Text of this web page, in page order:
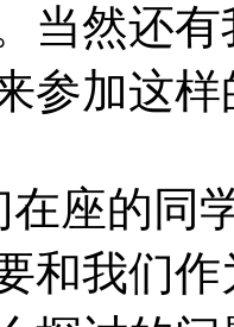
当然还
参加这
座的同
和我们